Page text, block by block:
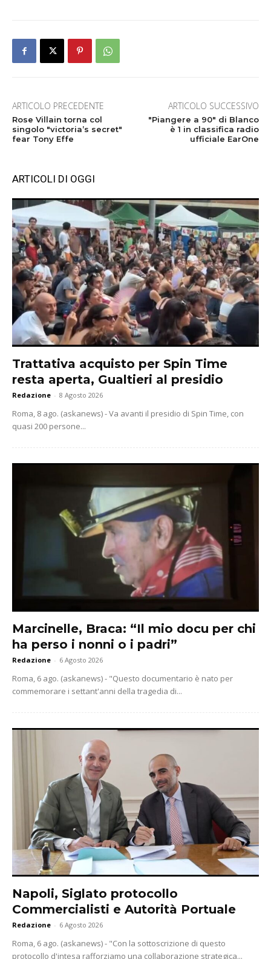
ARTICOLO PRECEDENTE
Rose Villain torna col
singolo "victoria’s secret"
fear Tony Effe
ARTICOLO SUCCESSIVO
"Piangere a 90″ di Blanco
è 1 in classifica radio
ufficiale EarOne
ARTICOLI DI OGGI
Trattativa acquisto per Spin Time
resta aperta, Gualtieri al presidio
Redazione - 8 Agosto 2026
Roma, 8 ago. (askanews) - Va avanti il presidio di Spin Time, con
quasi 200 persone...
Marcinelle, Braca: “Il mio docu per chi
ha perso i nonni o i padri”
Redazione - 6 Agosto 2026
Roma, 6 ago. (askanews) - "Questo documentario è nato per
commemorare i settant'anni della tragedia di...
Napoli, Siglato protocollo
Commercialisti e Autorità Portuale
Redazione - 6 Agosto 2026
Roma, 6 ago. (askanews) - "Con la sottoscrizione di questo
protocollo d'intesa rafforziamo una collaborazione strategica...